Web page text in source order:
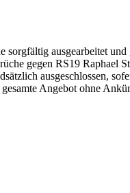
sorgfältig ausgearbeitet
gegen RS19 Raphael
ausgeschlossen,
Angebot ohne